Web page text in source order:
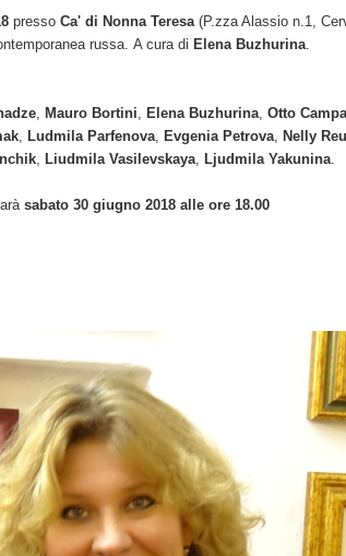
presso Ca' di Nonna Teresa(P.zza Alassio n.1,
russa. A cura di Elena Buzhurina.
, Mauro Bortini, Elena Buzhurina, Otto
, Ludmila Parfenova, Evgenia Petrova, Nelly
, Liudmila Vasilevskaya, Ljudmila Yakunina.
sabato 30 giugno 2018 alle ore 18.00